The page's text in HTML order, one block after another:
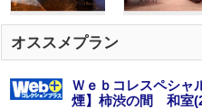
オススメプラン
Ｗｅｂコレスペシ
煙】柿渋の間 和室